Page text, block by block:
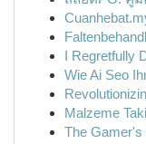
I Regretfully
Wie Ai Seo
Malzeme
The Gamer's